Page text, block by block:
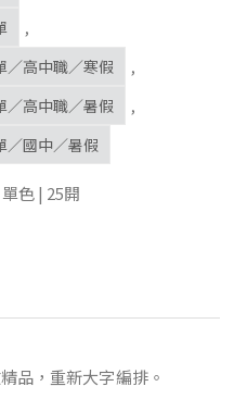
,
／高中職／寒假
,
／高中職／暑假
,
／國中／暑假
色 | 25開
品，重新大字編排。